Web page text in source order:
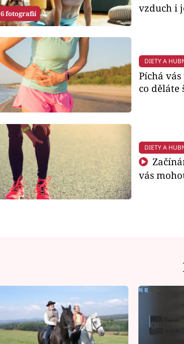
6 fotografií
vzduch i
DIETY A
Píchá
co děláte
DIETY A
vás